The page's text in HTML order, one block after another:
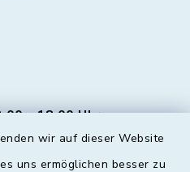
wir auf dieser Website
uns ermöglichen besser zu
- 18:00 Uhr